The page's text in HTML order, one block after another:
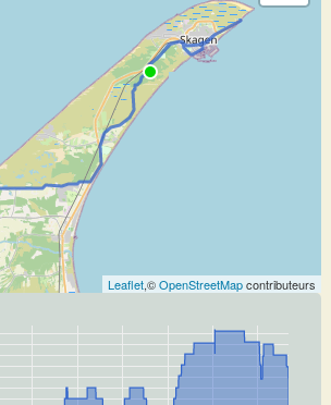
Leaflet,©OpenStreetMapcontributeurs